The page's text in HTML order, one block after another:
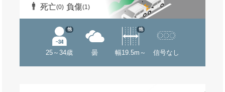
死亡(0) 負傷(1)
25～34歳
他
曇 幅19.5m～
他
信号なし